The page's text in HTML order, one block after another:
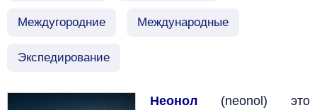
Междугородние Международные
Экспедирование
Неонол (neonol) это